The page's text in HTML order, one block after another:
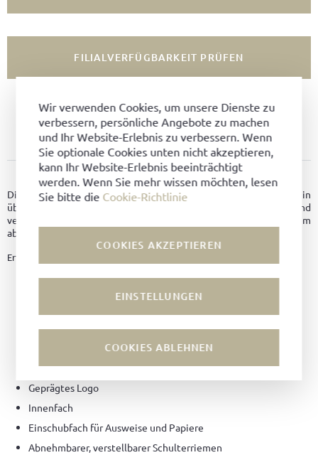
Wir verwenden Cookies, um unsere Dienste zu
verbessern, persönliche Angebote zu machen
und Ihr Website-Erlebnis zu verbessern. Wenn
Sie optionale Cookies unten nicht akzeptieren,
kann Ihr Website-Erlebnis beeinträchtigt
werden. Wenn Sie mehr wissen möchten, lesen
Sie bitte die Cookie-Richtlinie
COOKIES AKZEPTIEREN
EINSTELLUNGEN
COOKIES ABLEHNEN
FILIALVERFÜGBARKEIT PRÜFEN
ARTIKEL NICHT VERFÜGBAR?
ZU FAVORITEN HINZUFÜGEN
PRODUKTDETAILS
Diese klassische Damenhandtasche wurde sorgfältig von Hand in
über 400 Schritten aus feinstem Country Calf Leder verarbeitet und
verfügt über ein verschließbares Innenfach, Lederfutter und einem
abnehmbaren Schulterriemen.
Erfahren Sie alles über die Fertigung der Theresia Tasche
Futter: Leder
Drehverschluss
Farbe des Verschlusses: Silber
Geprägtes Logo
Innenfach
Einschubfach für Ausweise und Papiere
Abnehmbarer, verstellbarer Schulterriemen